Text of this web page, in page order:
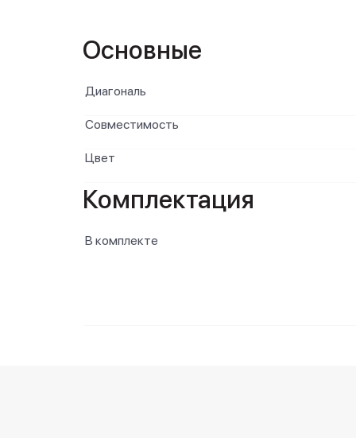
Основные
Диагональ
Совместимость
Цвет
Комплектация
В комплекте